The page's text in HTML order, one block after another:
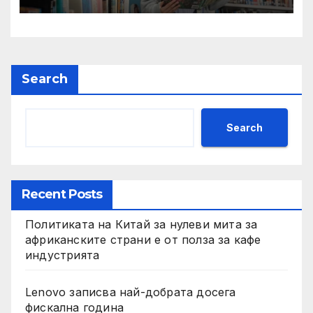
престижни университети
Search
Search
Recent Posts
Политиката на Китай за нулеви мита за
африканските страни е от полза за кафе
индустрията
Lenovo записва най-добрата досега
фискална година